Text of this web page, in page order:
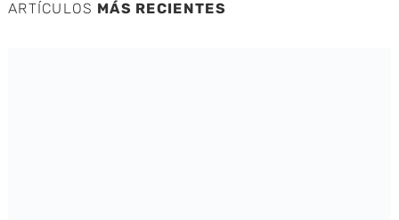
ARTÍCULOS MÁS RECIENTES